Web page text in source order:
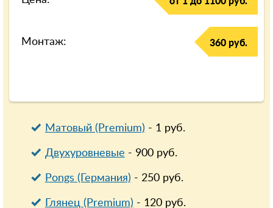
Монтаж: 360 руб.
Матовый (Premium) - 1руб.
Двухуровневые - 900руб.
Pongs (Германия) - 250руб.
Глянец (Premium) - 120руб.